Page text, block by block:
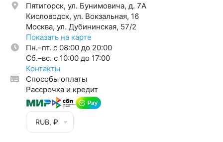
Пятигорск, ул. Бунимовича, д. 7A
Кисловодск, ул. Вокзальная, 16
Москва, ул. Дубининская, 57/2
Показать на карте
Пн.–пт. с 08:00 до 20:00
Cб.–вс. с 10:00 до 17:00
Контакты
Способы оплаты
Рассрочка и кредит
RUB, ₽